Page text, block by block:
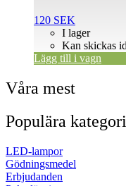
120 SEK
I lager
Kan skickas
Lägg till i vagn
Våra mest
Populära
LED-lampor
Gödningsmedel
Erbjudanden